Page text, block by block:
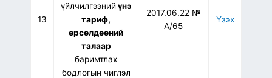
13
үйлчилгээний үнэ
тариф,
өрсөлдөөний
талаар
баримтлах
бодлогын чиглэл
2017.06.22 №
А/65
Үзэх